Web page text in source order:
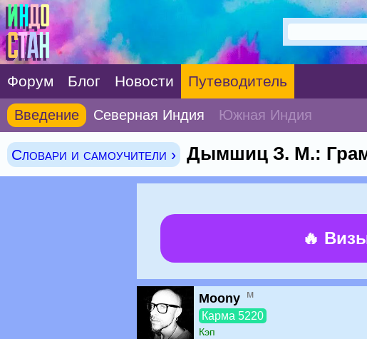
Форум Блог Новости Путеводитель
Введение Северная Индия Южная Индия
Словари и самоучители › Дымшиц З. М.:
🔥
Moony м
Карма 5220
Кэп